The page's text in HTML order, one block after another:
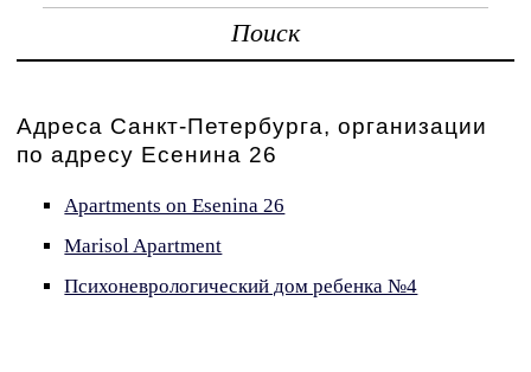
Поиск
Адреса Санкт-Петербурга, организации
по адресу Есенина 26
Apartments on Esenina 26
Marisol Apartment
Психоневрологический дом ребенка №4